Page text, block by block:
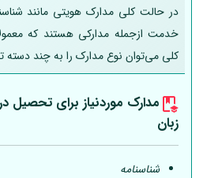
در حالت کلی مدارک هویتی مانند
خدمت ازجمله مدارکی هستند که
کلی می‌توان نوع مدارک را به چند دسته
مدارک موردنیاز برای تحصیل
زبان
شناسنامه